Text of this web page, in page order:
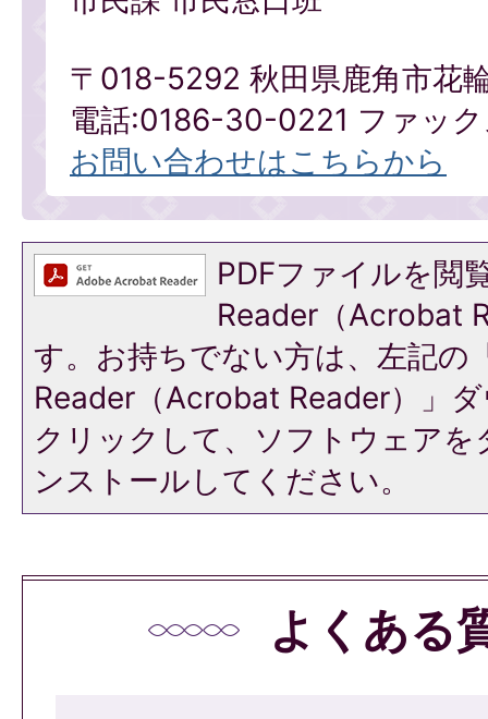
〒018-5292 秋田県鹿角市花
電話:0186-30-0221 ファッ
お問い合わせはこちらから
PDFファイルを閲
Reader（Acrobat
す。お持ちでない方は、左記の
Reader（Acrobat Reader）」
クリックして、ソフトウェア
ンストールしてください。
よくある